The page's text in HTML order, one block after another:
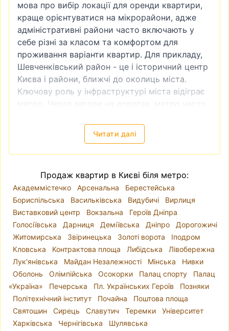
мова про вибір локації для оренди квартири,
краще орієнтуватися на мікрорайони, адже
адміністративні райони часто включають у
себе різні за класом та комфортом для
проживання варіанти квартир. Для прикладу,
Шевченківський район - це і історичний центр
Києва і райони, ближчі до околиць міста.
Ключову роль у інфраструктурі міста відіграє
метро. Через затори на дорогах, метро часто
квартира біля метро завжди буде більш
привабливою як в інвестиційному плані
(наприклад, якщо ви плануєте купити
для власного проживання.
Продаж квартири без посередників недорого
Таке питання виникає доволі часто —купити
квартиру без посередника . І справді - чи
потрібен ріелтер, для чого сплачувати
додаткові кошти? Приблизно схожого плану
питання виникає, коли робиш ремонт - а чи
потрібен дизайнер? Ви можете самостійно
знайти квартиру, яка підходить вам за усіма
критеріями і яку пропонує власник, перевірити
чи в порядку всі документи на квартиру,
узгодити всі нюанси із власником та
нотаріусом і провести угоду. Однак,
Читати далі
Продаж квартир в Києві біля метро:
Академмістечко Арсенальна
Берестейська
Бориспільська
Васильківська Видубичі
Вирлиця
Виставковий центр
Вокзальна
Героїв Дніпра
Голосіївська
Дарниця Деміївська Дніпро
Дорогожичі
Житомирська
Звіринецька Золоті ворота
Іподром
Кловська
Контрактова площа Либідська
Лівобережна
Лук'янівська
Майдан Незалежності Мінська
Нивки
Оболонь
Олімпійська Осокорки Палац спорту
Палац
«Україна»
Печерська Пл. Українських Героїв
Позняки
Політехнічний інститут
Почайна
Поштова площа
Святошин
Сирець Славутич Теремки
Університет
Харківська
Чернігівська Шулявська